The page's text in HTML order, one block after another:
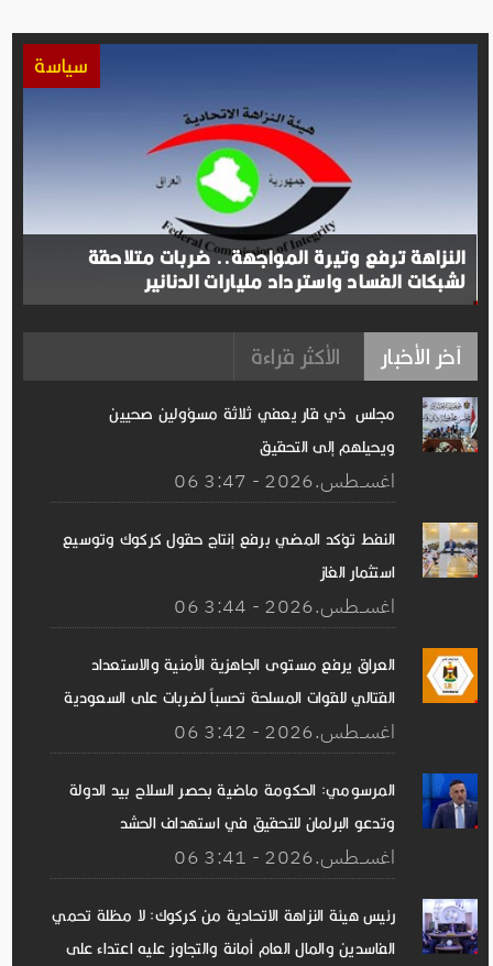
سياسة
النزاهة ترفع وتيرة المواجهة.. ضربات متلاحقة
لشبكات الفساد واسترداد مليارات الدنانير
آخر الأخبار الأكثر قراءة
مجلس ذي قار يعفي ثلاثة مسؤولين صحيين
ويحيلهم إلى التحقيق
06 اغســطس.2026 - 3:47
النفط تؤكد المضي برفع إنتاج حقول كركوك وتوسيع
استثمار الغاز
06 اغســطس.2026 - 3:44
العراق يرفع مستوى الجاهزية الأمنية والاستعداد
القتالي للقوات المسلحة تحسباً لضربات على السعودية
06 اغســطس.2026 - 3:42
المرسومي: الحكومة ماضية بحصر السلاح بيد الدولة
وتدعو البرلمان للتحقيق في استهداف الحشد
06 اغســطس.2026 - 3:41
رئيس هيئة النزاهة الاتحادية من كركوك: لا مظلة تحمي
الفاسدين والمال العام أمانة والتجاوز عليه اعتداء على